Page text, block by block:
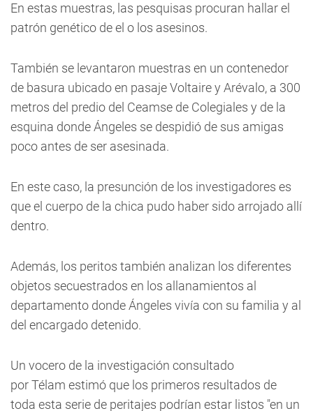
En estas muestras, las pesquisas procuran hallar el
patrón genético de el o los asesinos.
También se levantaron muestras en un contenedor
de basura ubicado en pasaje Voltaire y Arévalo, a 300
metros del predio del Ceamse de Colegiales y de la
esquina donde Ángeles se despidió de sus amigas
poco antes de ser asesinada.
En este caso, la presunción de los investigadores es
que el cuerpo de la chica pudo haber sido arrojado allí
dentro.
Además, los peritos también analizan los diferentes
objetos secuestrados en los allanamientos al
departamento donde Ángeles vivía con su familia y al
del encargado detenido.
Un vocero de la investigación consultado
por Télam estimó que los primeros resultados de
toda esta serie de peritajes podrían estar listos "en un